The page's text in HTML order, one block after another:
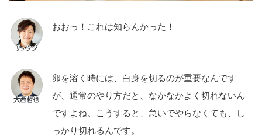
おおっ！これは知らんかった！
卵を溶く時には、白身を切るのが重要なんです
が、通常のやり方だと、なかなかよく切れないん
ですよね。こうすると、急いでやらなくても、し
っかり切れるんです。